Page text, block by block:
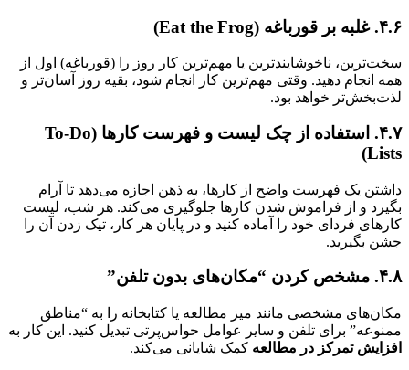
ناخوشایندترین یا مهم‌ترین کار روز را (قورباغه) اول از
دهید. وقتی مهم‌ترین کار انجام شود، بقیه روز آسان‌تر و
خواهد بود.
۴.۷. استفاده از چک لیست و فهرست کارها (To-Do
یک فهرست واضح از کارها، به ذهن اجازه می‌دهد تا آرام
و از فراموش شدن کارها جلوگیری می‌کند. هر شب، لیست
فردای خود را آماده کنید و در پایان هر کار، تیک زدن آن را
بگیرید.
مشخصی مانند میز مطالعه یا کتابخانه را به “مناطق
برای تلفن و سایر عوامل حواس‌پرتی تبدیل کنید. این کار به
تمرکز در مطالعهکمک شایانی می‌کند.